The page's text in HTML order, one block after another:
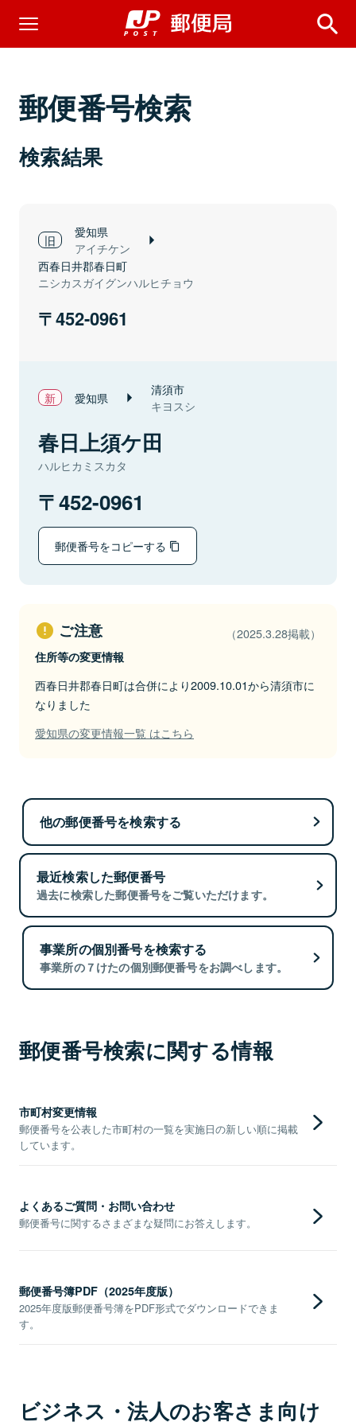
郵便番号検索
検索結果
愛知県
アイチケン
西春日井郡春日町
ニシカスガイグンハルヒチョウ
452-0961
愛知県 清須市
キヨスシ
春日上須ケ田
ハルヒカミスカタ
452-0961
郵便番号をコピーする
ご注意 （2025.3.28掲載）
住所等の変更情報
西春日井郡春日町は合併により2009.10.01から清須市に
なりました
愛知県の変更情報一覧 はこちら
他の郵便番号を検索する
最近検索した郵便番号
過去に検索した郵便番号をご覧いただけます。
事業所の個別番号を検索する
事業所の７けたの個別郵便番号をお調べします。
郵便番号検索に関する情報
市町村変更情報
郵便番号を公表した市町村の一覧を実施日の新しい順に掲載
しています。
よくあるご質問・お問い合わせ
郵便番号に関するさまざまな疑問にお答えします。
郵便番号簿PDF（2025年度版）
2025年度版郵便番号簿をPDF形式でダウンロードできま
す。
ビジネス・法人のお客さま向け